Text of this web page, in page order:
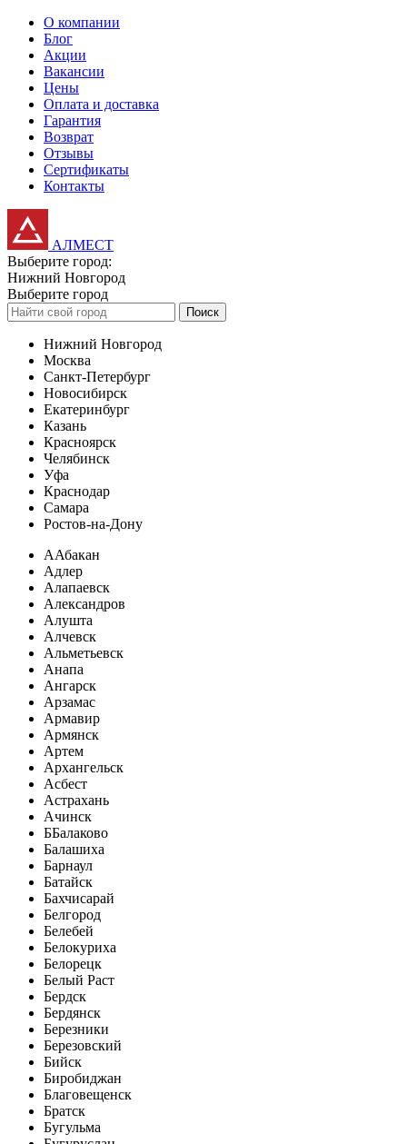
О компании
Блог
Акции
Вакансии
Цены
Оплата и доставка
Гарантия
Возврат
Отзывы
Сертификаты
Контакты
АЛМЕСТ
Выберите город:
Нижний Новгород
Выберите город
Поиск
Нижний Новгород
Москва
Санкт-Петербург
Новосибирск
Екатеринбург
Казань
Красноярск
Челябинск
Уфа
Краснодар
Самара
Ростов-на-Дону
ААбакан
Адлер
Алапаевск
Александров
Алушта
Алчевск
Альметьевск
Анапа
Ангарск
Арзамас
Армавир
Армянск
Артем
Архангельск
Асбест
Астрахань
Ачинск
ББалаково
Балашиха
Барнаул
Батайск
Бахчисарай
Белгород
Белебей
Белокуриха
Белорецк
Белый Раст
Бердск
Бердянск
Березники
Березовский
Бийск
Биробиджан
Благовещенск
Братск
Бугульма